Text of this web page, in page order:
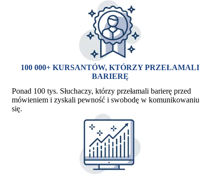
100 000+ KURSANTÓW, KTÓRZY PRZEŁAMALI
BARIERĘ
Ponad 100 tys. Słuchaczy, którzy przełamali barierę przed
mówieniem i zyskali pewność i swobodę w komunikowaniu
się.